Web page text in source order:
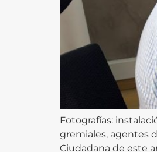
Fotografías:
gremiales, agentes
Ciudadana de este